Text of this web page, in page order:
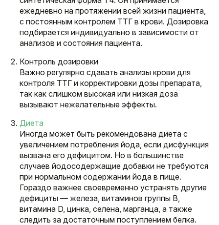
ежедневно на протяжении всей жизни пациента,
с постоянным контролем ТТГ в крови. Дозировка
подбирается индивидуально в зависимости от
анализов и состояния пациента.
Контроль дозировки
Важно регулярно сдавать анализы крови для
контроля ТТГ и корректировки дозы препарата,
так как слишком высокая или низкая доза
вызывают нежелательные эффекты.
Диета
Иногда может быть рекомендована диета с
увеличением потребления йода, если дисфункция
вызвана его дефицитом. Но в большинстве
случаев йодосодержащие добавки не требуются
при нормальном содержании йода в пище.
Гораздо важнее своевременно устранять другие
дефициты — железа, витаминов группы B,
витамина D, цинка, селена, марганца, а также
следить за достаточным поступлением белка.